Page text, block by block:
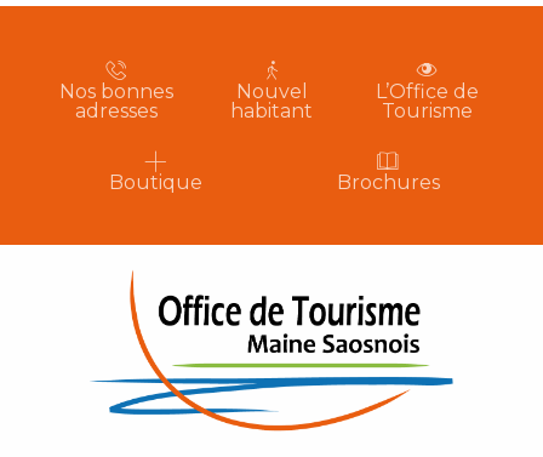
Nos bonnes
adresses
Nouvel
habitant
L’Office de
Tourisme
Boutique Brochures